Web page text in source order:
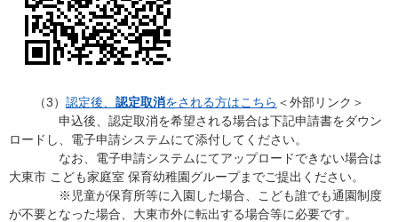
（3） 認定後、 認定取消をされる方はこちら ＜外部リンク＞
申込後、認定取消を希望される場合は下記申請書をダウン
ロードし、電子申請システムにて添付してください。
なお、電子申請システムにてアップロードできない場合は
大東市 こども家庭室 保育幼稚園グループまでご提出ください。​
※児童が保育所等に入園した場合、こども誰でも通園制度
が不要となった場合、大東市外に転出する場合等に必要です。